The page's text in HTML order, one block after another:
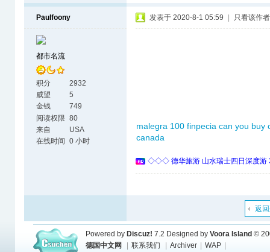
Paulfoony
都市名流
积分
2932
威望
5
金钱
749
阅读权限 80
来自
USA
在线时间
0 小时
发表于 2020-8-1 05:59 只看该作者
malegra 100 finpecia can you buy
canada
◇◇◇ 德华旅游 山水瑞士四日深度
返
Powered by Discuz! 7.2 Designed by Voora Island ©
德国中文网
联系我们 Archiver WAP